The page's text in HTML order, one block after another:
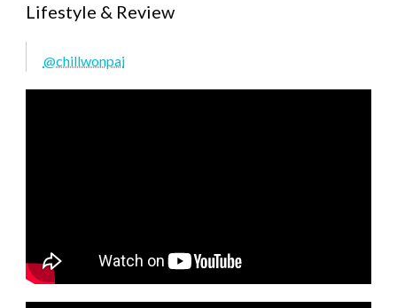
Lifestyle & Review
@chillwonpai